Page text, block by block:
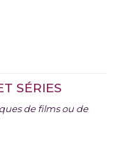
SÉRIES
de films ou de